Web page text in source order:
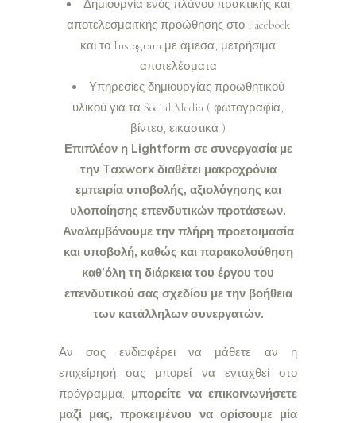
Δημιουργία ενός πλάνου πρακτικής και
αποτελεσμαιτκής προώθησης στο Facebook
και το Instagram με άμεσα, μετρήσιμα
αποτελέσματα
Υπηρεσίες δημιουργίας προωθητικού
υλικού για τα Social Media ( φωτογραφία,
βίντεο, εικαστικά )
Επιπλέον η Lightform σε συνεργασία με
την Taxworx διαθέτει μακροχρόνια
εμπειρία υποβολής, αξιολόγησης και
υλοποίησης επενδυτικών προτάσεων.
Αναλαμβάνουμε την πλήρη προετοιμασία
και υποβολή, καθώς και παρακολούθηση
καθ’όλη τη διάρκεια του έργου του
επενδυτικού σας σχεδίου με την βοήθεια
των κατάλληλων συνεργατών.
Αν σας ενδιαφέρει να μάθετε αν η
επιχείρησή σας μπορεί να ενταχθεί στο
πρόγραμμα, μπορείτε να επικοινωνήσετε
μαζί μας, προκειμένου να ορίσουμε μία